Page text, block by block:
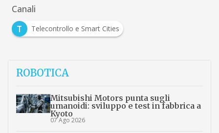
Canali
T
Telecontrollo e Smart Cities
ROBOTICA
Mitsubishi Motors punta sugli
umanoidi: sviluppo e test in fabbrica a
Kyoto
07 Ago 2026